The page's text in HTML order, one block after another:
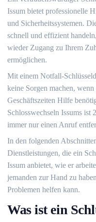
Issum bietet professionelle
und Sicherheitssystemen.​
schnell und effizient
wieder Zugang zu Ihrem
ermöglichen.
Mit einem Notfall-
keine Sorgen machen,
Geschäftszeiten Hilfe
Schlosswechseln Issums ist
immer nur einen Anruf
In den folgenden
Dienstleistungen, die ein
Issum anbietet, wie er
jemanden zur Hand zu
Problemen helfen kann.
Was ist ein